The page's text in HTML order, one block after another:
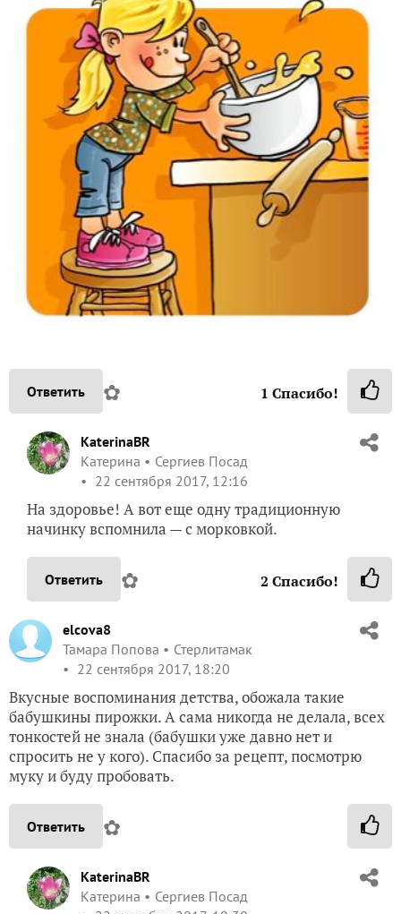
Ответить ✿ 1 Спасибо!
KaterinaBR
Катерина
Сергиев Посад
22 сентября 2017, 12:16
На здоровье! А вот еще одну традиционную
начинку вспомнила — с морковкой.
Ответить ✿ 2 Спасибо!
elcova8
Тамара Попова
Стерлитамак
22 сентября 2017, 18:20
Вкусные воспоминания детства, обожала такие
бабушкины пирожки. А сама никогда не делала, всех
тонкостей не знала (бабушки уже давно нет и
спросить не у кого). Спасибо за рецепт, посмотрю
муку и буду пробовать.
Ответить ✿
KaterinaBR
Катерина
Сергиев Посад